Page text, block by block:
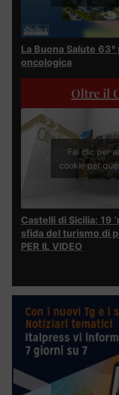
La Buona Salute
oncologica
Oltre il
Fai clic per
cookie per
Castelli di Sicilia: 19
sfida del turismo di
PER IL VIDEO